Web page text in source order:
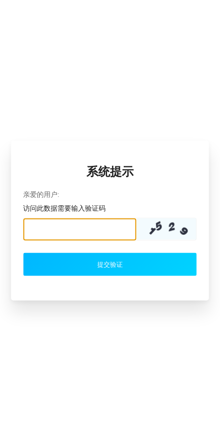
系统提示
亲爱的用户:
访问此数据需要输入验证码